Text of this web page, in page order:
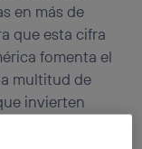
en más de
que esta cifra
fomenta el
multitud de
invierten